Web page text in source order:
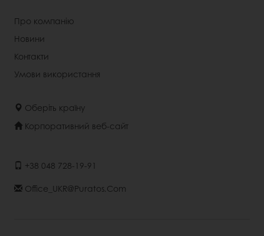
Про компанію
Новини
Контакти
Умови використання
Оберіть країну
Корпоративний веб-сайт
+38 048 728-19-91
Office_UKR@puratos.com